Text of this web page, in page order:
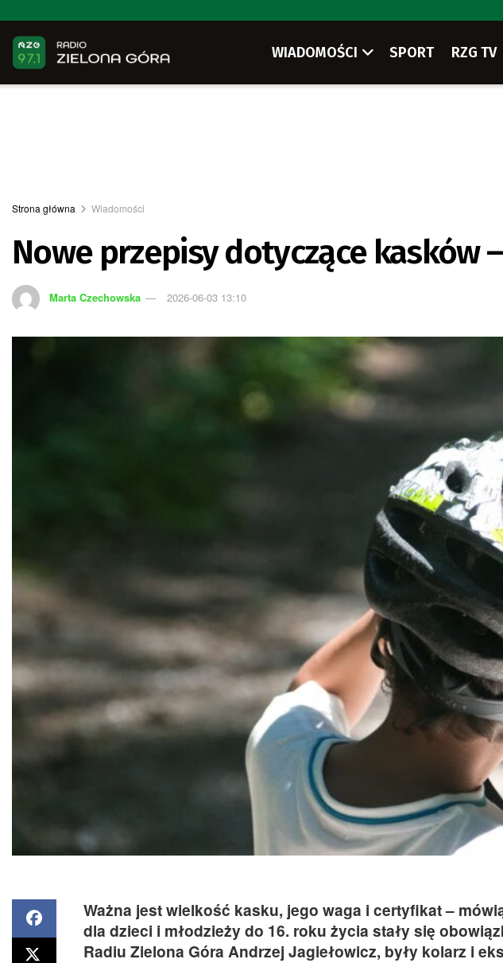
WIADOMOŚCI SPORT RZG TV
Strona główna Wiadomości
Nowe przepisy dotyczące kasków
Marta Czechowska 2026-06-03 13:10
Ważna jest wielkość kasku, jego waga i certyfikat –
dla dzieci i młodzieży do 16. roku życia stały się
Radiu Zielona Góra Andrzej Jagiełowicz, były kolarz i